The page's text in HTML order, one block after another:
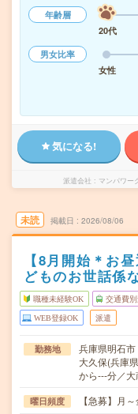
年齢層
20代
男女比率
女性
気になる!
派遣会社 マンパワー
未読 掲載日 2026/08/06
【8月開始＊お
どものお世話係
職種未経験OK 交通費
WEB登録OK 派遣
勤務地
兵庫県明石市
大久保(兵庫
から---分／
曜日頻度 【急募】月